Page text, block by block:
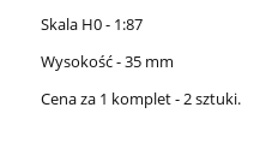
Skala H0 - 1:87
Wysokość - 35 mm
Cena za 1 komplet - 2 sztuki.